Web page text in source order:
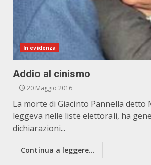
In evidenza
Addio al cinismo
20 Maggio 2016
La morte di Giacinto Pannella detto
leggeva nelle liste elettorali, ha
dichiarazioni...
Continua a leggere...